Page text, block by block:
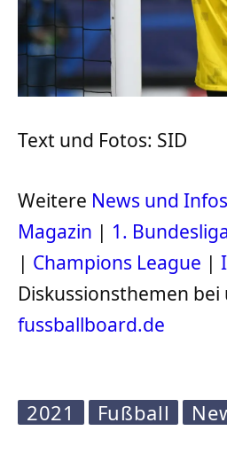
Text und Fotos: SID
Weitere News und
Magazin | 1. Bundesliga
| Champions League |
Diskussionsthemen bei
fussballboard.de
2021 Fußball